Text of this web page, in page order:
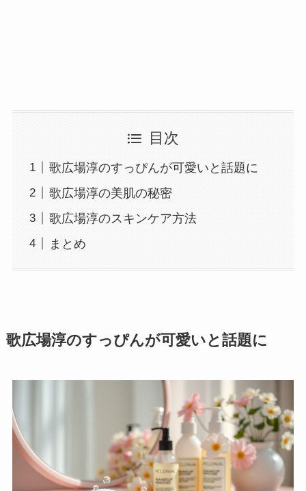
目次
歌広場淳のすっぴんが可愛いと話題に
歌広場淳の美肌の秘密
歌広場淳のスキンケア方法
まとめ
歌広場淳のすっぴんが可愛いと話題に